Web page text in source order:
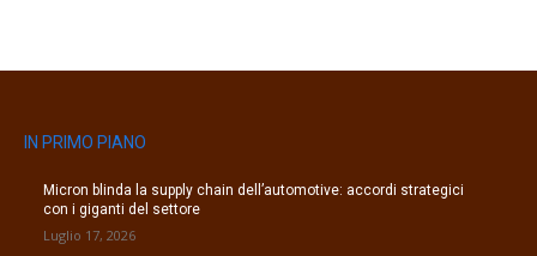
IN PRIMO PIANO
Micron blinda la supply chain dell’automotive: accordi strategici
con i giganti del settore
Luglio 17, 2026